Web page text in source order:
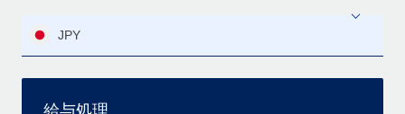
JPY
給与処理